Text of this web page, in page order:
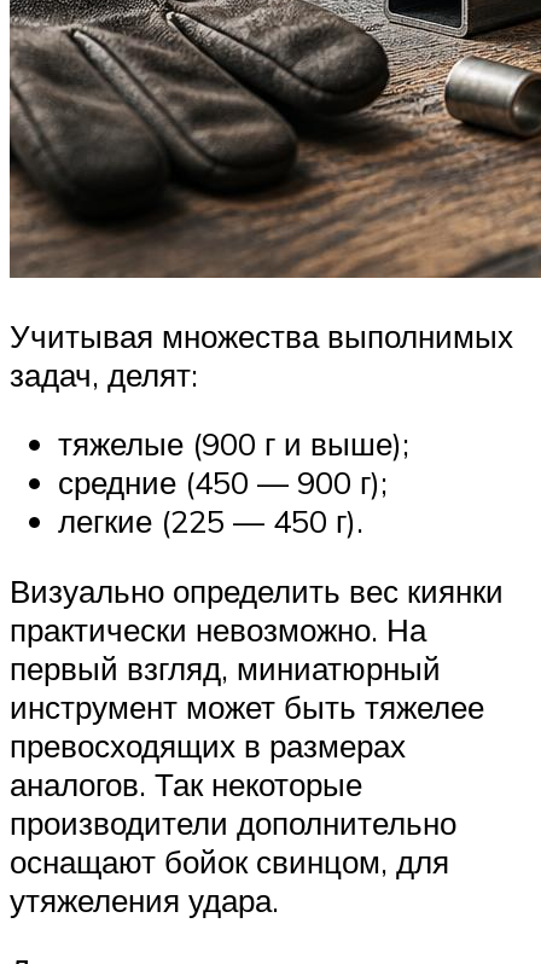
Учитывая множества выполнимых
задач, делят:
тяжелые (900 г и выше);
средние (450 — 900 г);
легкие (225 — 450 г).
Визуально определить вес киянки
практически невозможно. На
первый взгляд, миниатюрный
инструмент может быть тяжелее
превосходящих в размерах
аналогов. Так некоторые
производители дополнительно
оснащают бойок свинцом, для
утяжеления удара.